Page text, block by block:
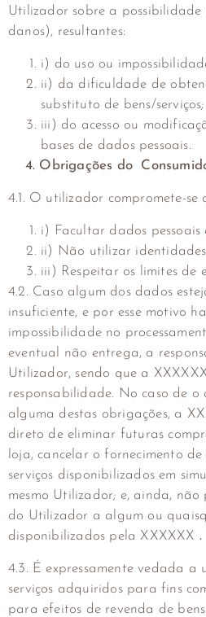
Utilizador sobre a possibilidade
danos), resultantes:
i) do uso ou
ii) da dificuldade de
substituto de bens/serviços;
iii) do acesso ou
bases de dados pessoais.
4. Obrigações do
4.1. O utilizador compromete-se
i) Facultar dados pessoais
ii) Não utilizar
iii) Respeitar os limites de
4.2. Caso algum dos dados
insuficiente, e por esse motivo
impossibilidade no
eventual não entrega, a
Utilizador, sendo que a
responsabilidade. No caso de o
alguma destas obrigações, a
direto de eliminar futuras
loja, cancelar o fornecimento
serviços disponibilizados em
mesmo Utilizador; e, ainda,
do Utilizador a algum ou
disponibilizados pela XXXXXX .
4.3. É expressamente vedada a
serviços adquiridos para fins
para efeitos de revenda de bens.